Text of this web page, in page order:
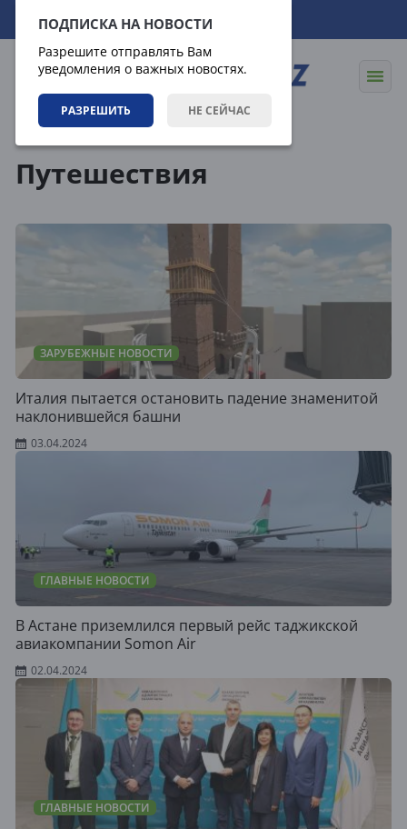
ПОДПИСКА НА НОВОСТИ
Разрешите отправлять Вам
уведомления о важных новостях.
РАЗРЕШИТЬ НЕ СЕЙЧАС
08.08.2026 19:56:24
Путешествия
ЗАРУБЕЖНЫЕ НОВОСТИ
Италия пытается остановить падение знаменитой
наклонившейся башни
03.04.2024
ГЛАВНЫЕ НОВОСТИ
В Астане приземлился первый рейс таджикской
авиакомпании Somon Air
02.04.2024
ГЛАВНЫЕ НОВОСТИ